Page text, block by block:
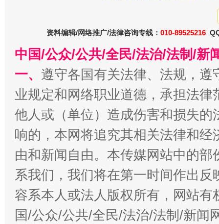
千年窑火 生生不息 一
资料编辑/网络推广/法律咨询专线： 010-89525216
中国/公众/公共/全民/法治/法制/新
一、 遵守各国有关法律、法规，
业规定和网络职业道德，承担法
他人或（单位）造成伤害和损失
响的，本网将追究其相关法律和
由和新闻自由。本传媒网站中的
系我们，我们将在第一时间作出
容系本人或法人版权所有，网站
国/公众/公共/全民/法治/法制/新闻